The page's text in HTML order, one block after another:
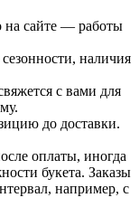
на сайте — работы
наличия
с вами для
до доставки.
оплаты, иногда
букета. Заказы
например, с